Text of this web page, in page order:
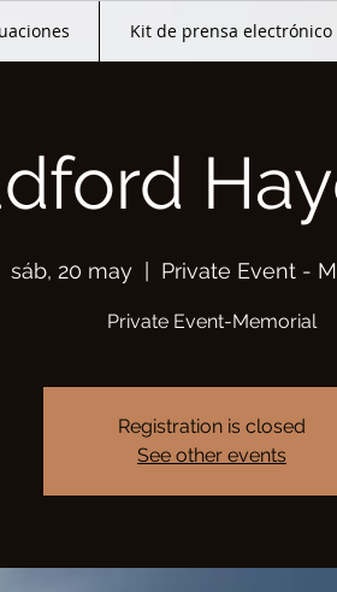
Kit de prensa electrónico
sáb, 20 may
  |
Private Event -
Private Event-Memorial
Registration is closed
See other events